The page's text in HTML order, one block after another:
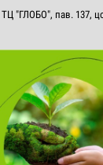
"ГЛОБО", пав. 137,